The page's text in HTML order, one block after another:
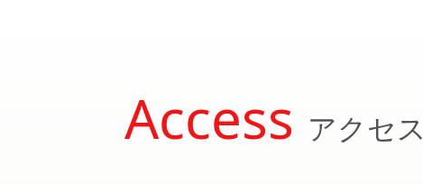
Access アクセス